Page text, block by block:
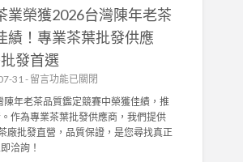
級
茶
葉
批
發
供
應
商
〉
中
密
度
泡
棉
、
機
能
布
套
打
專
業
實
木
沙
椅
墊
訂
做
業榮獲2026台灣陳年老茶
績！專業茶葉批發供應
發首選
31 - 在
〈
樂
菁
茶
業
留言功能已關閉
年老茶品質鑑定競賽中榮獲佳績，推
作為專業茶葉批發供應商，我們提供
廠批發直營，品質保證，是您尋找真正
洽詢！